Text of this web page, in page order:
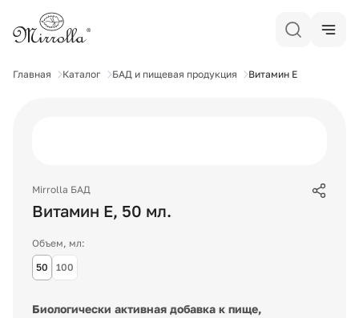
Главная Каталог БАД и пищевая продукция Витамин Е
Mirrolla БАД
Витамин Е, 50 мл.
Объем, мл:
50
100
Биологически активная добавка к пище,